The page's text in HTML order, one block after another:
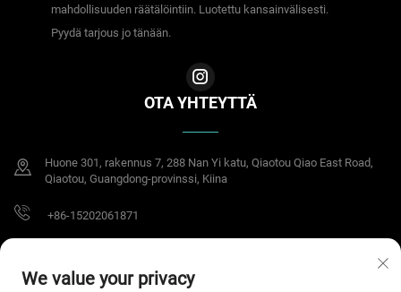
mahdollisuuden räätälöintiin. Luotettu kansainvälisesti.
Pyydä tarjous jo tänään.
OTA YHTEYTTÄ
Huone 301, rakennus 7, 288 Nan Yi katu, Qiaotou Qiao East Road,
Qiaotou, Guangdong-provinssi, Kiina
+86-15202061871
We value your privacy